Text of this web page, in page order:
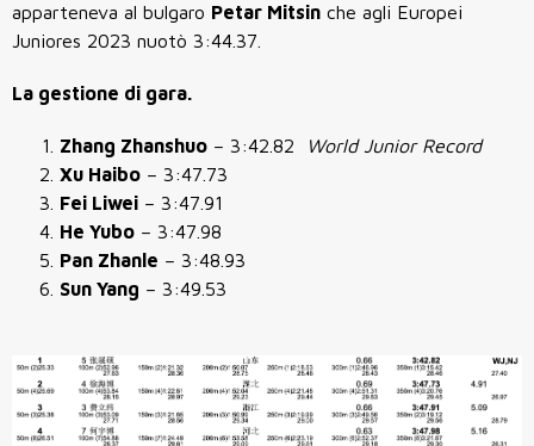
apparteneva al bulgaro Petar Mitsin che agli Europei
Juniores 2023 nuotò 3:44.37.
La gestione di gara.
Zhang Zhanshuo – 3:42.82
World Junior Record
Xu Haibo – 3:47.73
Fei Liwei – 3:47.91
He Yubo – 3:47.98
Pan Zhanle – 3:48.93
Sun Yang – 3:49.53